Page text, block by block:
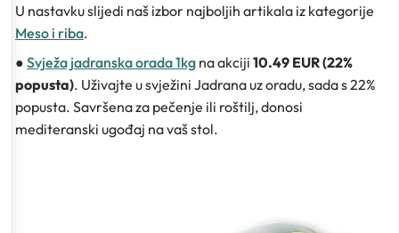
U nastavku slijedi naš izbor najboljih artikala iz kategorije
Meso i riba.
● Svježa jadranska orada 1kg na akciji 10.49 EUR (22%
popusta). Uživajte u svježini Jadrana uz oradu, sada s 22%
popusta. Savršena za pečenje ili roštilj, donosi
mediteranski ugođaj na vaš stol.